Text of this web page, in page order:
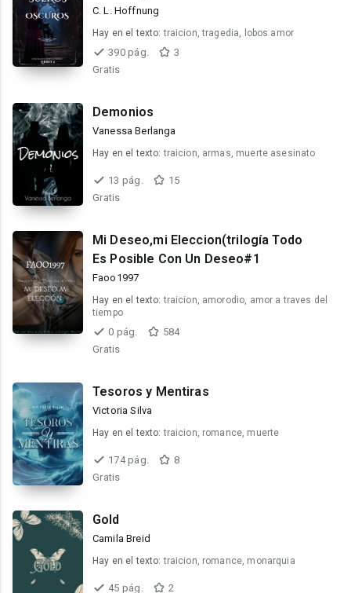
C. L. Hoffnung
Hay en el texto:traicion, tragedia, lobos amor
390 pág.
3
Gratis
Demonios
Vanessa Berlanga
Hay en el texto:traicion, armas, muerte asesinato
13 pág.
15
Gratis
Mi Deseo,mi Eleccion(trilogía Todo
Es Posible Con Un Deseo#1
Faoo1997
Hay en el texto:traicion, amorodio, amor a traves del
tiempo
0 pág.
584
Gratis
Tesoros y Mentiras
Victoria Silva
Hay en el texto:traicion, romance, muerte
174 pág.
8
Gratis
Gold
Camila Breid
Hay en el texto:traicion, romance, monarquia
45 pág. 2